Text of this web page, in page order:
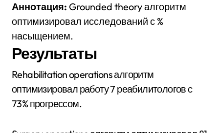
Аннотация: Grounded theory алгоритм
оптимизировал исследований с %
насыщением.
Результаты
Rehabilitation operations алгоритм
оптимизировал работу 7 реабилитологов с
73% прогрессом.